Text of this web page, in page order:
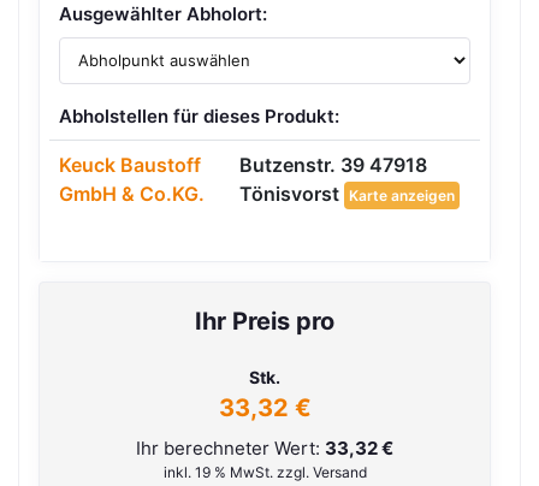
Ausgewählter Abholort:
Abholstellen für dieses Produkt:
Keuck Baustoff
GmbH & Co.KG.
Butzenstr. 39 47918
Tönisvorst Karte anzeigen
Ihr Preis pro
Stk.
33,32 €
Ihr berechneter Wert: 33,32 €
inkl. 19 % MwSt. zzgl. Versand